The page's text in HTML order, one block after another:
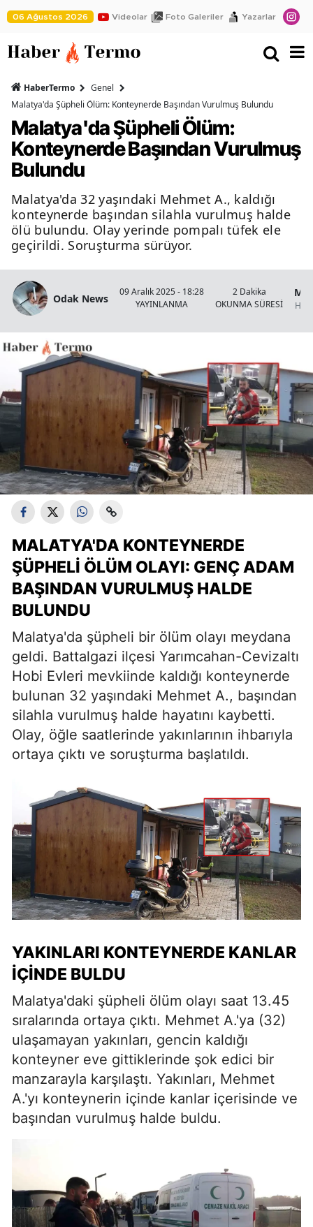
06 Ağustos 2026 Videolar Foto Galeriler Yazarlar
HaberTermo
Genel
Malatya'da Şüpheli Ölüm: Konteynerde Başından Vurulmuş Bulundu
Malatya'da Şüpheli Ölüm:
Konteynerde Başından Vurulmuş
Bulundu
Malatya'da 32 yaşındaki Mehmet A., kaldığı
konteynerde başından silahla vurulmuş halde
ölü bulundu. Olay yerinde pompalı tüfek ele
geçirildi. Soruşturma sürüyor.
Odak News
09 Aralık 2025 - 18:28
YAYINLANMA
2 Dakika
OKUNMA SÜRESİ
MALATYA'DA KONTEYNERDE
ŞÜPHELI ÖLÜM OLAYI: GENÇ ADAM
BAŞINDAN VURULMUŞ HALDE
BULUNDU
Malatya'da şüpheli bir ölüm olayı meydana
geldi. Battalgazi ilçesi Yarımcahan-Cevizaltı
Hobi Evleri mevkiinde kaldığı konteynerde
bulunan 32 yaşındaki Mehmet A., başından
silahla vurulmuş halde hayatını kaybetti.
Olay, öğle saatlerinde yakınlarının ihbarıyla
ortaya çıktı ve soruşturma başlatıldı.
YAKINLARI KONTEYNERDE KANLAR
İÇINDE BULDU
Malatya'daki şüpheli ölüm olayı saat 13.45
sıralarında ortaya çıktı. Mehmet A.'ya (32)
ulaşamayan yakınları, gencin kaldığı
konteyner eve gittiklerinde şok edici bir
manzarayla karşılaştı. Yakınları, Mehmet
A.'yı konteynerin içinde kanlar içerisinde ve
başından vurulmuş halde buldu.